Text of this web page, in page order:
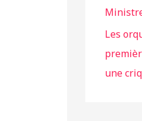
Les
une